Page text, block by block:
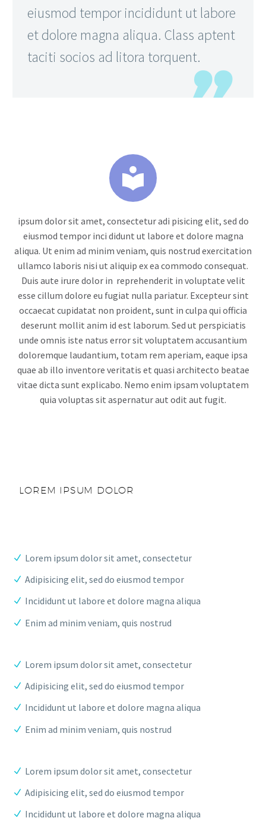
eiusmod tempor incididunt ut labore
et dolore magna aliqua. Class aptent
taciti socios ad litora torquent.


ipsum dolor sit amet, consectetur adi pisicing elit, sed do
eiusmod tempor inci didunt ut labore et dolore magna
aliqua. Ut enim ad minim veniam, quis nostrud exercitation
ullamco laboris nisi ut aliquip ex ea commodo consequat.
Duis aute irure dolor in reprehenderit in voluptate velit
esse cillum dolore eu fugiat nulla pariatur. Excepteur sint
occaecat cupidatat non proident, sunt in culpa qui officia
deserunt mollit anim id est laborum. Sed ut perspiciatis
unde omnis iste natus error sit voluptatem accusantium
doloremque laudantium, totam rem aperiam, eaque ipsa
quae ab illo inventore veritatis et quasi architecto beatae
vitae dicta sunt explicabo. Nemo enim ipsam voluptatem
quia voluptas sit aspernatur aut odit aut fugit.
LOREM IPSUM DOLOR
Lorem ipsum dolor sit amet, consectetur
Adipisicing elit, sed do eiusmod tempor
Incididunt ut labore et dolore magna aliqua
Enim ad minim veniam, quis nostrud
Lorem ipsum dolor sit amet, consectetur
Adipisicing elit, sed do eiusmod tempor
Incididunt ut labore et dolore magna aliqua
Enim ad minim veniam, quis nostrud
Lorem ipsum dolor sit amet, consectetur
Adipisicing elit, sed do eiusmod tempor
Incididunt ut labore et dolore magna aliqua